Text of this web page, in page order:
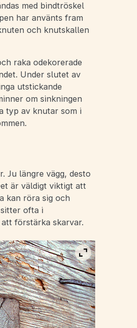
med bindtröskel
har använts fram
och knutskallen
raka odekorerade
Under slutet av
utstickande
om sinkningen
typ av knutar som i
Ju längre vägg, desto
är väldigt viktigt att
kan röra sig och
ofta i
förstärka skarvar.
Visa bild i